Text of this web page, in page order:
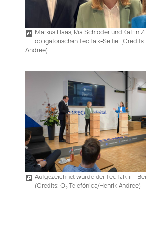
Markus Haas, Ria Schröder und Katrin
obligatorischen TecTalk-Selfie. (Credits:
Andree)
Aufgezeichnet wurde der TecTalk im
(Credits: O2Telefónica/Henrik Andree)